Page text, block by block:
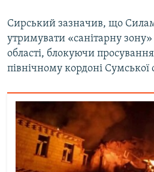
Сирський зазначив, що
утримувати «санітарну зону»
області, блокуючи
північному кордоні Сумської